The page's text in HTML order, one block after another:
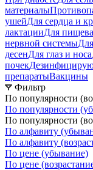
материалы
ушейДля сердца и
лактацииДля
нервной системы
десенДля глаз и носа
почек
препаратыВакцины
Фильтр
По популярности
По популярности
По популярности
По алфавиту
По алфавиту
По цене (убывание)
По цене